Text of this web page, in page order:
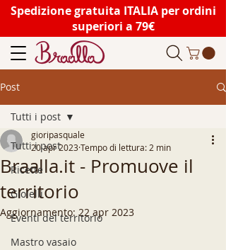
Spedizione gratuita ITALIA per ordini
superiori a 79€
Post
Tutti i post
Ricette
Gioielli
Eventi del territorio
Mastro vasaio
Tutti i post
Braalla.it - Promuove il
territorio
gioripasquale
20 apr 2023 Tempo di lettura: 2 min
Aggiornamento: 22 apr 2023